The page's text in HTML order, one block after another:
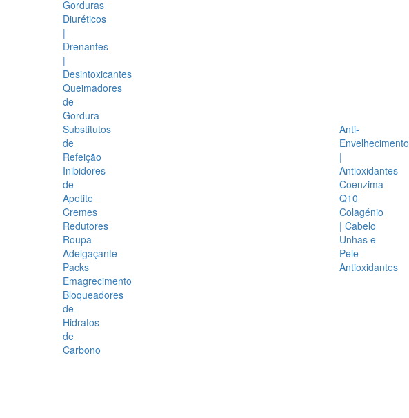
Gorduras
Diuréticos
|
Drenantes
|
Desintoxicantes
Queimadores
de
Gordura
Substitutos
de
Refeição
Inibidores
de
Apetite
Cremes
Redutores
Roupa
Adelgaçante
Packs
Emagrecimento
Bloqueadores
de
Hidratos
de
Carbono
Anti-
Envelhecimento
|
Antioxidantes
Coenzima
Q10
Colagénio
| Cabelo
Unhas e
Pele
Antioxidantes